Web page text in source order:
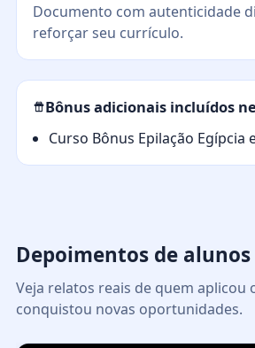
Documento com autenticidade
reforçar seu currículo.
Bônus adicionais incluídos
Curso Bônus Epilação Egípcia
Depoimentos de alunos
Veja relatos reais de quem aplicou
conquistou novas oportunidades.